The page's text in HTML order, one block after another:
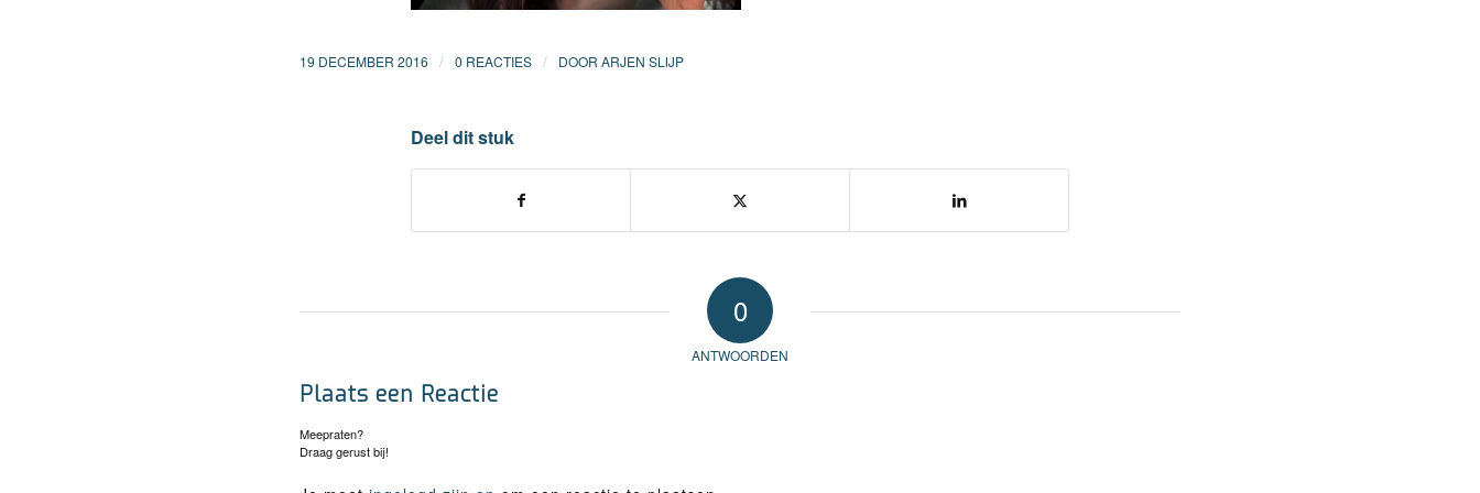
19 DECEMBER 2016 / 0 REACTIES / DOOR ARJEN SLIJP
Deel dit stuk
0
ANTWOORDEN
Plaats een Reactie
Meepraten?
Draag gerust bij!